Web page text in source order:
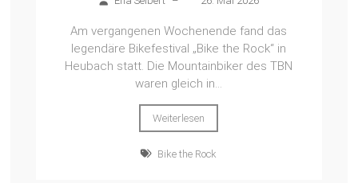
Am vergangenen Wochenende fand das
legendäre Bikefestival „Bike the Rock“ in
Heubach statt. Die Mountainbiker des TBN
waren gleich in...
Weiterlesen
Bike the Rock